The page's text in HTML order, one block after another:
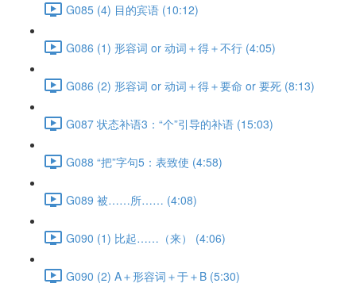
G085 (4) 目的宾语 (10:12)
G086 (1) 形容词 or 动词＋得＋不行 (4:05)
G086 (2) 形容词 or 动词＋得＋要命 or 要死 (8:13)
G087 状态补语3：“个”引导的补语 (15:03)
G088 “把”字句5：表致使 (4:58)
G089 被……所…… (4:08)
G090 (1) 比起……（来） (4:06)
G090 (2) A＋形容词＋于＋B (5:30)